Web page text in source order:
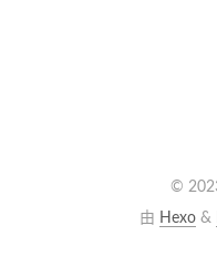
©
由 Hexo&